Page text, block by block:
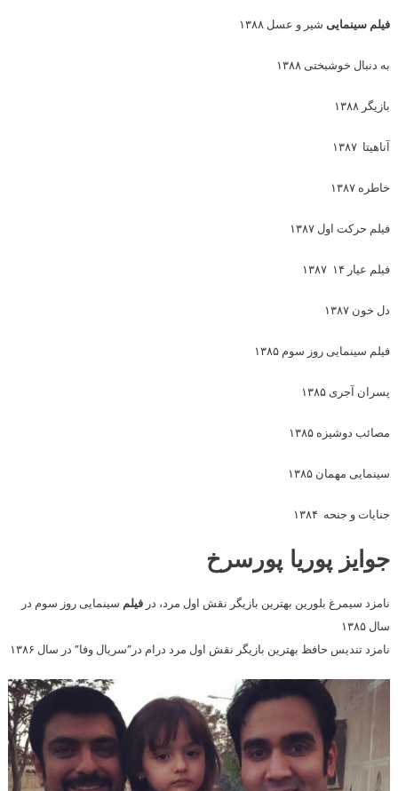
فیلم سینمایی شیر و عسل ۱۳۸۸
به دنبال خوشبختی ۱۳۸۸
بازیگر ۱۳۸۸
آناهیتا ۱۳۸۷
خاطره ۱۳۸۷
فیلم حرکت اول ۱۳۸۷
فیلم عیار ۱۴ ۱۳۸۷
دل خون ۱۳۸۷
فیلم سینمایی روز سوم ۱۳۸۵
پسران آجری ۱۳۸۵
مصائب دوشیزه ۱۳۸۵
سینمایی مهمان ۱۳۸۵
جنایات و جنحه ۱۳۸۴
جوایز پوریا پورسرخ
نامزد سیمرغ بلورین بهترین بازیگر نقش اول مرد، در فیلم سینمایی روز سوم در
سال ۱۳۸۵
نامزد تندیس حافظ بهترین بازیگر نقش اول مرد درام در”سریال وفا” در سال ۱۳۸۶